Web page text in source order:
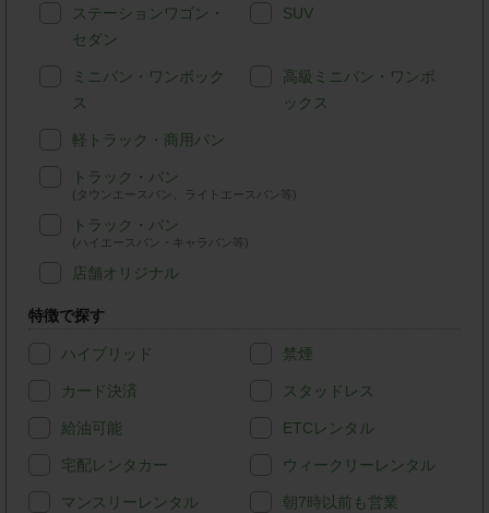
ステーションワゴン・
セダン
SUV
ミニバン・ワンボック
ス
高級ミニバン・ワンボ
ックス
軽トラック・商用バン
トラック・バン
(タウンエースバン、ライトエースバン等)
トラック・バン
(ハイエースバン・キャラバン等)
店舗オリジナル
特徴で探す
ハイブリッド 禁煙
カード決済 スタッドレス
給油可能 ETCレンタル
宅配レンタカー ウィークリーレンタル
マンスリーレンタル 朝7時以前も営業